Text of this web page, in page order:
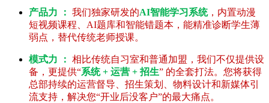
产品力 ： 我们独家研发的AI智能学习系统，内置动漫
短视频课程、AI题库和智能错题本，能精准诊断学生薄
弱点，替代传统老师授课。
模式力 ： 相比传统自习室和普通加盟，我们不仅提供设
备，更提供“系统 + 运营 + 招生” 的全套打法。您将获得
总部持续的运营督导、招生策划、物料设计和新媒体引
流支持，解决您“开业后没客户”的最大痛点。